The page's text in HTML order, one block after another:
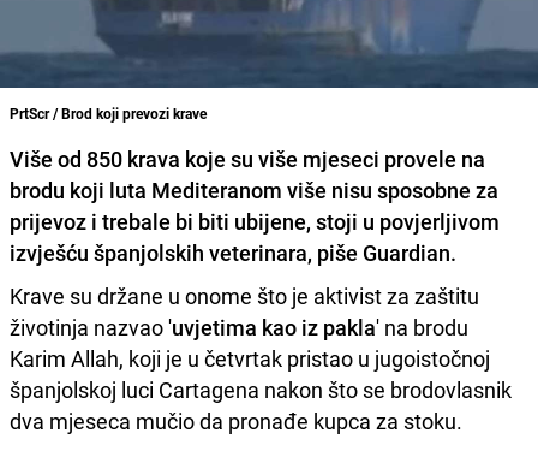
PrtScr / Brod koji prevozi krave
Više od 850 krava koje su više mjeseci provele na
brodu koji luta Mediteranom više nisu sposobne za
prijevoz i trebale bi biti ubijene, stoji u povjerljivom
izvješću španjolskih veterinara, piše Guardian.
Krave su držane u onome što je aktivist za zaštitu
životinja nazvao 'uvjetima kao iz pakla' na brodu
Karim Allah, koji je u četvrtak pristao u jugoistočnoj
španjolskoj luci Cartagena nakon što se brodovlasnik
dva mjeseca mučio da pronađe kupca za stoku.